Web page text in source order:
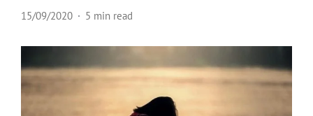
15/09/2020 5 min read